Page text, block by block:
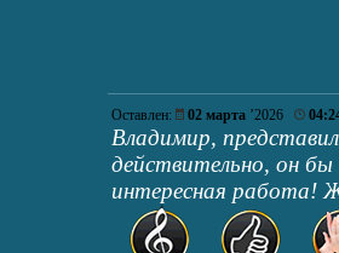
Оставлен: 02 марта ’2026
Владимир,
действительно, он
интересная работа!